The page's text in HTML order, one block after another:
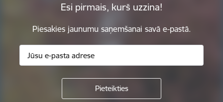
Esi pirmais, kurš uzzina!
Piesakies jaunumu saņemšanai savā e-pastā.